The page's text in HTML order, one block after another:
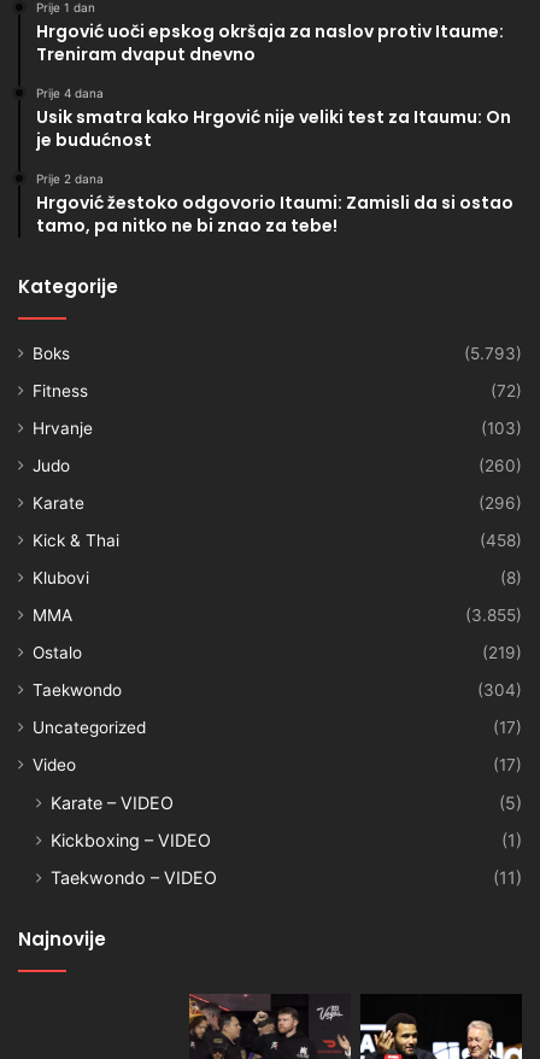
Prije 1 dan
Hrgović uoči epskog okršaja za naslov protiv Itaume:
Treniram dvaput dnevno
Prije 4 dana
Usik smatra kako Hrgović nije veliki test za Itaumu: On
je budućnost
Prije 2 dana
Hrgović žestoko odgovorio Itaumi: Zamisli da si ostao
tamo, pa nitko ne bi znao za tebe!
Kategorije
Boks
(5.793)
Fitness
(72)
Hrvanje
(103)
Judo
(260)
Karate
(296)
Kick & Thai
(458)
Klubovi
(8)
MMA
(3.855)
Ostalo
(219)
Taekwondo
(304)
Uncategorized
(17)
Video
(17)
Karate – VIDEO
(5)
Kickboxing – VIDEO
(1)
Taekwondo – VIDEO
(11)
Najnovije